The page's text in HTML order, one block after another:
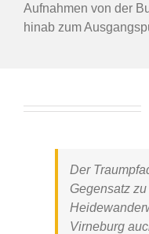
Aufnahmen von der
hinab zum
Der
Gegensatz
Virneburg